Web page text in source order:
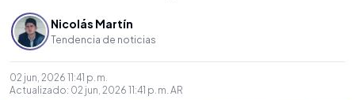
Nicolás Martín
Tendencia de noticias
02 jun, 2026 11:41 p. m.
Actualizado: 02 jun, 2026 11:41 p. m. AR